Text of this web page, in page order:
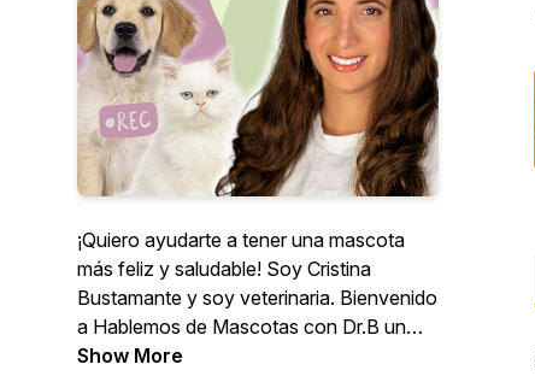
¡Quiero ayudarte a tener una mascota
más feliz y saludable! Soy Cristina
Bustamante y soy veterinaria. Bienvenido
a Hablemos de Mascotas con Dr.B un
podcast donde puedes confiar que
Show More